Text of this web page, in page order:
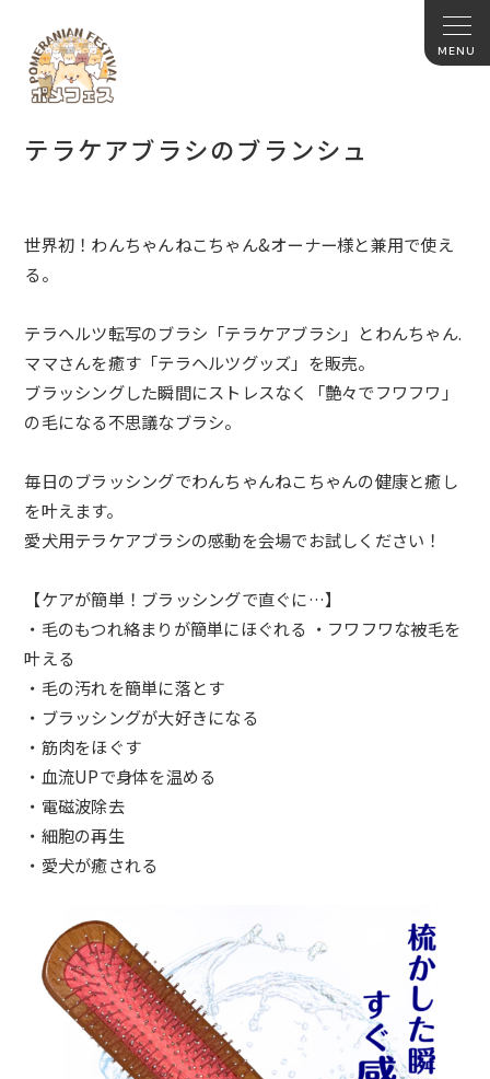
テラケアブラシのブランシュ
世界初！わんちゃんねこちゃん&オーナー様と兼用で使え
る。
テラヘルツ転写のブラシ「テラケアブラシ」とわんちゃん.
ママさんを癒す「テラヘルツグッズ」を販売。
ブラッシングした瞬間にストレスなく「艶々でフワフワ」
の毛になる不思議なブラシ。
毎日のブラッシングでわんちゃんねこちゃんの健康と癒し
を叶えます。
愛犬用テラケアブラシの感動を会場でお試しください！
【ケアが簡単！ブラッシングで直ぐに…】
・毛のもつれ絡まりが簡単にほぐれる ・フワフワな被毛を
叶える
・毛の汚れを簡単に落とす
・ブラッシングが大好きになる
・筋肉をほぐす
・血流UPで身体を温める
・電磁波除去
・細胞の再生
・愛犬が癒される